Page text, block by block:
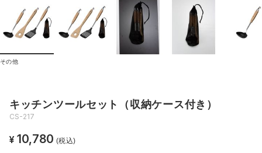
その他
キッチンツールセット（収納ケース付き）
CS-217
¥ 10,780 (税込)